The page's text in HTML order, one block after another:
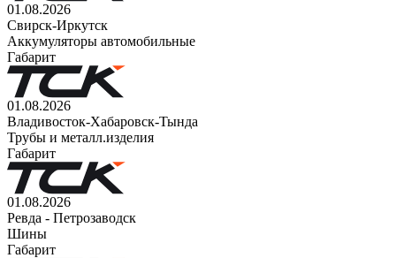
01.08.2026
Свирск-Иркутск
Аккумуляторы автомобильные
Габарит
01.08.2026
Владивосток-Хабаровск-Тында
Трубы и металл.изделия
Габарит
01.08.2026
Ревда - Петрозаводск
Шины
Габарит